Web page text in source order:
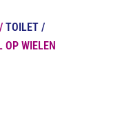
/ TOILET /
OP WIELEN